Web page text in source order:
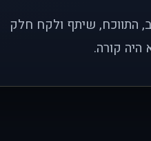
התווכח, שיתף ולקח חלק
קורה.